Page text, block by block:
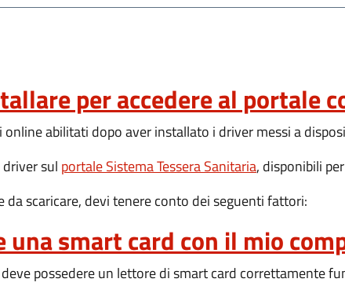
per accedere al portale
abilitati dopo aver installato i driver messi a
sul portale Sistema Tessera Sanitaria, disponibili
scaricare, devi tenere conto dei seguenti fattori:
una smart card con il mio
possedere un lettore di smart card correttamente